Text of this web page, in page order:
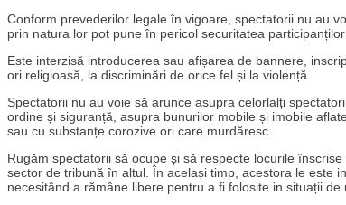
Conform prevederilor legale în vigoare, spectatorii nu au
prin natura lor pot pune în pericol securitatea
Este interzisă introducerea sau afișarea de bannere,
ori religioasă, la discriminări de orice fel și la violență.
Spectatorii nu au voie să arunce asupra celorlalți
ordine și siguranță, asupra bunurilor mobile și imobile
sau cu substanțe corozive ori care murdăresc.
Rugăm spectatorii să ocupe și să respecte locurile
sector de tribună în altul. În același timp, acestora le este
necesitând a rămâne libere pentru a fi folosite in situații de